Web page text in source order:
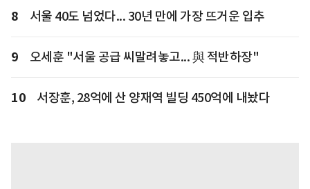
8 서울 40도 넘었다... 30년 만에 가장 뜨거운 입추
9 오세훈 "서울 공급 씨말려놓고... 與 적반하장"
10 서장훈, 28억에 산 양재역 빌딩 450억에 내놨다